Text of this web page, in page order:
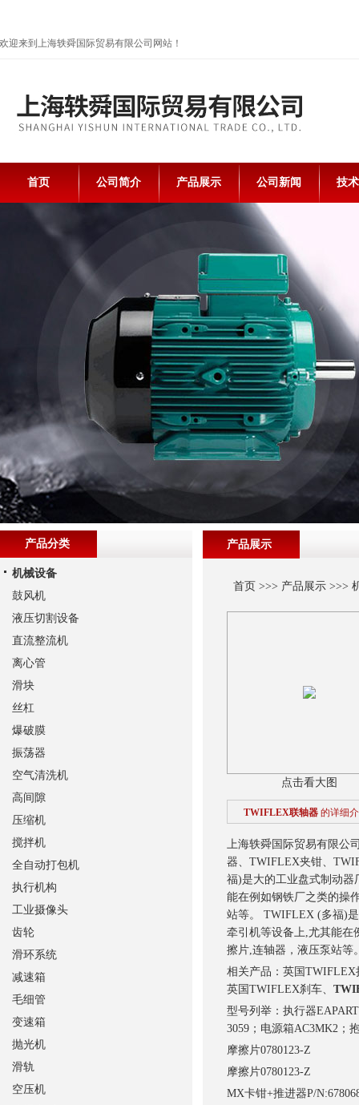
欢迎来到上海轶舜国际贸易有限公司网站！
首页 公司简介 产品展示 公司新闻 技
产品展示
首页 >>> 产品展示>>>
点击看大图
TWIFLEX联轴器 的详细
上海轶舜国际贸易有限公
器、TWIFLEX夹钳、
福)是大的工业盘式制动器
能在例如钢铁厂之类的操
站等。
TWIFLEX (多福)
牵引机等设备上,尤其能在
擦片,连轴器，液压泵站等
相关产品：英国
英国TWIFLEX刹车、
型号列举：执行器
3059；电源箱AC3MK2；
摩擦片0780123-Z
摩擦片0780123-Z
MX卡钳+推进器P/
产品分类
机械设备
鼓风机
液压切割设备
直流整流机
离心管
滑块
丝杠
爆破膜
振荡器
空气清洗机
高间隙
压缩机
搅拌机
全自动打包机
执行机构
工业摄像头
齿轮
滑环系统
减速箱
毛细管
变速箱
抛光机
滑轨
空压机